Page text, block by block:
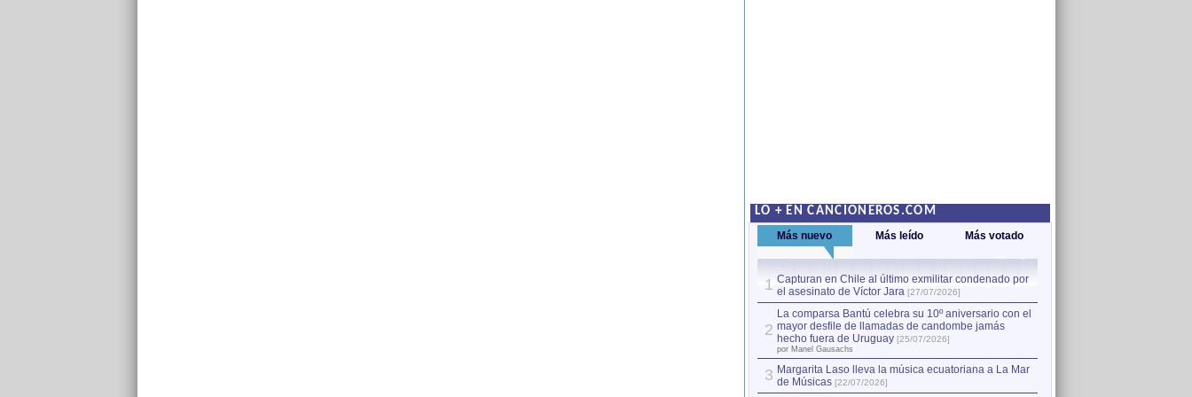
LO + EN CANCIONEROS.COM
Más nuevo Más leído Más votado
1 Capturan en Chile al último exmilitar condenado por
el asesinato de Víctor Jara [27/07/2026]
2
La comparsa Bantú celebra su 10º aniversario con el
mayor desfile de llamadas de candombe jamás
hecho fuera de Uruguay [25/07/2026]
por Manel Gausachs
3 Margarita Laso lleva la música ecuatoriana a La Mar
de Músicas [22/07/2026]